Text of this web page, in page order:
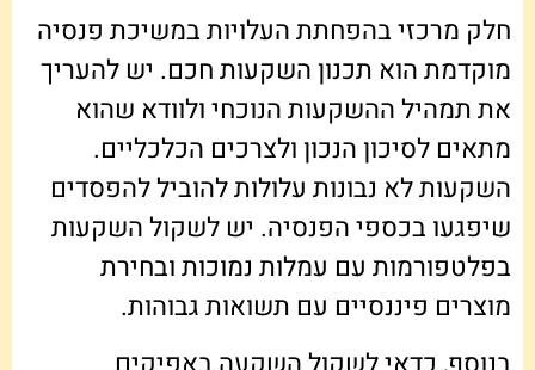
חלק מרכזי בהפחתת העלויות במשיכת פנסיה
מוקדמת הוא תכנון השקעות חכם. יש להעריך
את תמהיל ההשקעות הנוכחי ולוודא שהוא
מתאים לסיכון הנכון ולצרכים הכלכליים.
השקעות לא נבונות עלולות להוביל להפסדים
שיפגעו בכספי הפנסיה. יש לשקול השקעות
בפלטפורמות עם עמלות נמוכות ובחירת
מוצרים פיננסיים עם תשואות גבוהות.